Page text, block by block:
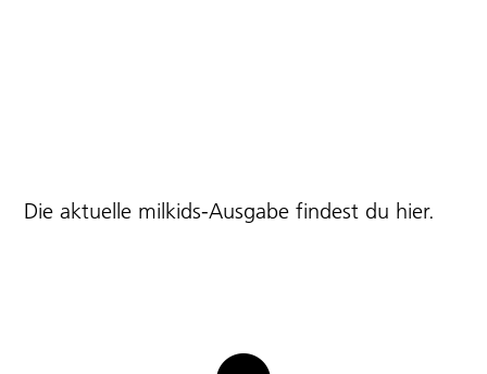
Die aktuelle milkids-Ausgabe findest du hier.